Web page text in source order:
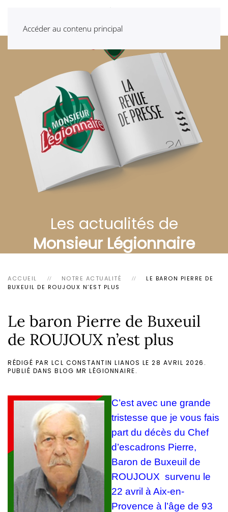
Accéder au contenu principal
Les actualités de
Monsieur Légionnaire
ACCUEIL NOTRE ACTUALITÉ
LE BARON PIERRE DE
BUXEUIL DE ROUJOUX N’EST PLUS
Le baron Pierre de Buxeuil
de ROUJOUX n’est plus
RÉDIGÉ PAR LCL CONSTANTIN LIANOS LE 28 AVRIL 2026 .
PUBLIÉ DANS BLOG MR LÉGIONNAIRE.
C’est avec une grande
tristesse que je vous fais
part du décès du Chef
d’escadrons Pierre,
Baron de Buxeuil de
ROUJOUX survenu le
22 avril à Aix-en-
Provence à l’âge de 93